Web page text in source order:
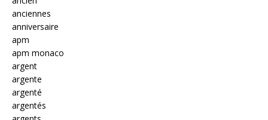
anciennes
anniversaire
apm
apm monaco
argent
argente
argenté
argentés